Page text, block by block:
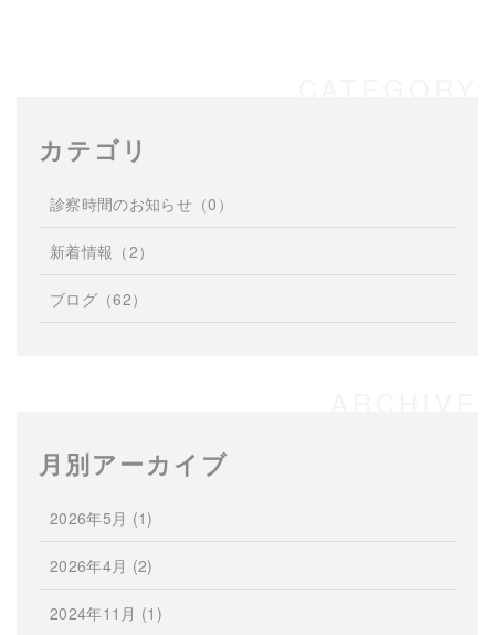
カテゴリ
診察時間のお知らせ （0）
新着情報 （2）
ブログ（62）
月別アーカイブ
2026年5月 (1)
2026年4月 (2)
2024年11月 (1)